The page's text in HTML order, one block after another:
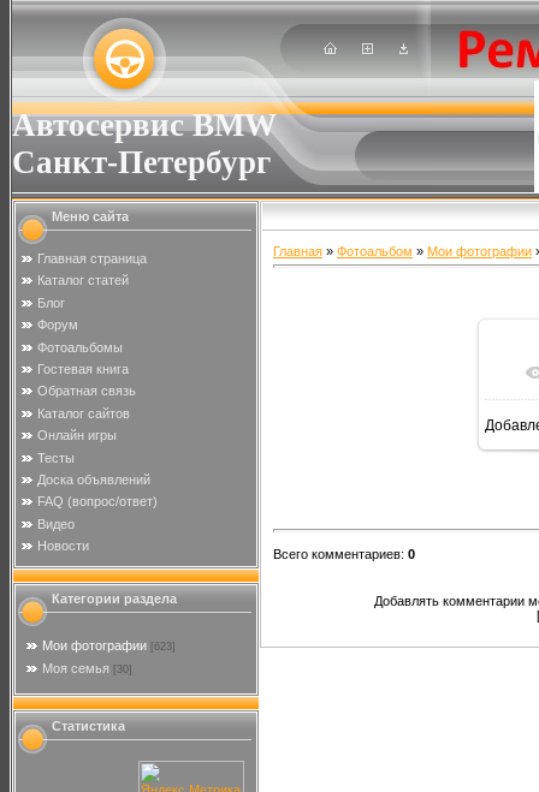
Автосервис BMW
Санкт-Петербург
Меню сайта
Главная страница
Каталог статей
Блог
Форум
Фотоальбомы
Гостевая книга
Обратная связь
Каталог сайтов
Онлайн игры
Тесты
Доска объявлений
FAQ (вопрос/ответ)
Видео
Новости
Категории раздела
Мои фотографии [623]
Моя семья [30]
Статистика
Главная » Фотоальбом » Мои фотографии
Всего комментариев: 0
Добавлять комментарии